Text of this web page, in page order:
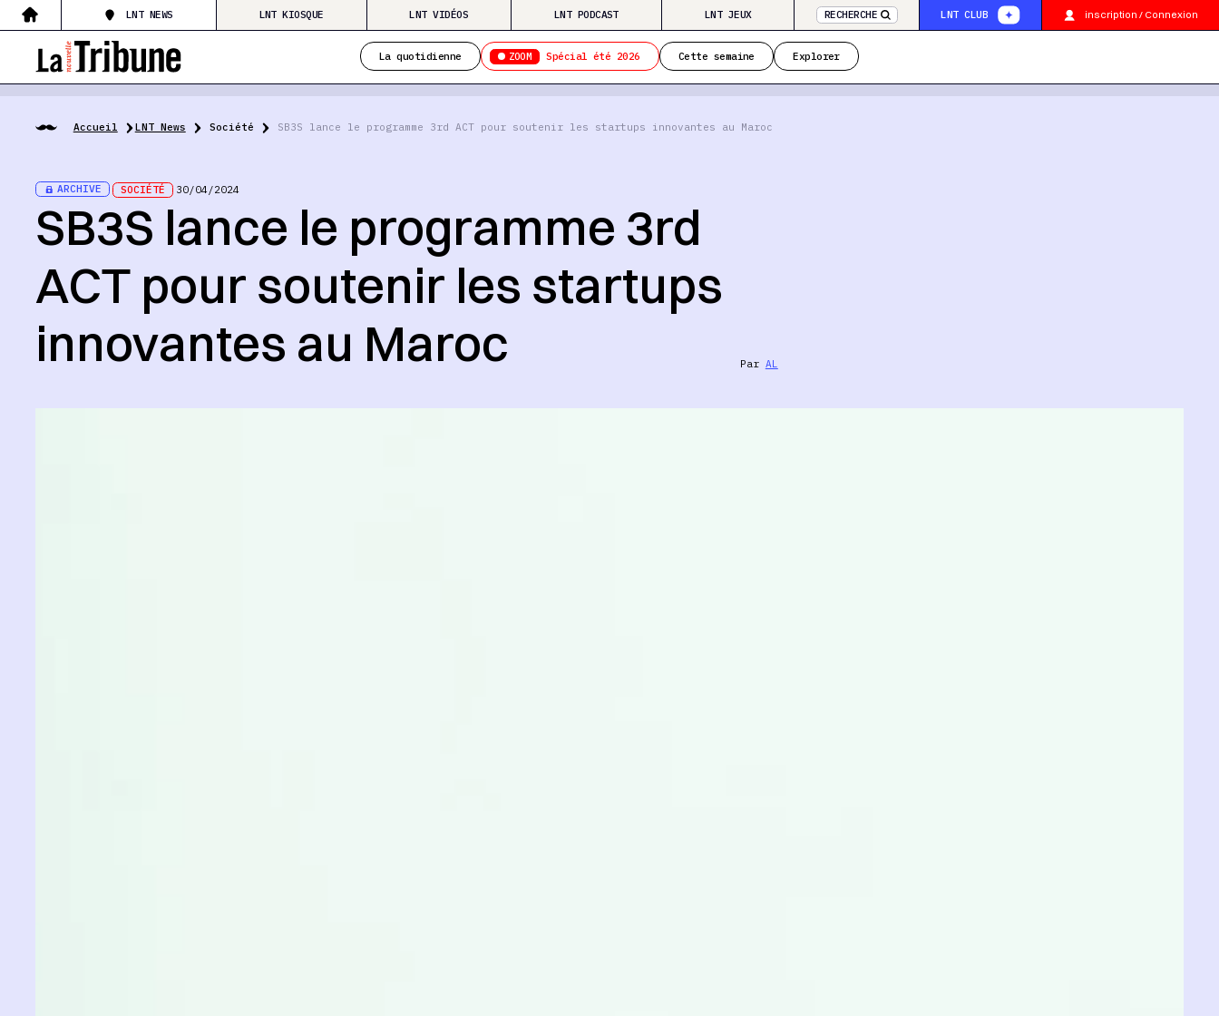
LNT NEWS LNT KIOSQUE LNT VIDÉOS LNT PODCAST LNT JEUX RECHERCHE LNT CLUB inscription / Connexion
La quotidienne ZOOM Spécial été 2026 Cette semaine Explorer
Accueil LNT News Société SB3S lance le programme 3rd ACT pour soutenir les startups innovantes au Maroc
ARCHIVE SOCIÉTÉ 30/04/2024
SB3S lance le programme 3rd
ACT pour soutenir les startups
innovantes au Maroc
Par AL